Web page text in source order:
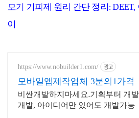
모기 기피제 원리 간단 정리: DEET,
이
https://www.nobuilder1.com/ 광고
모바일앱제작업체 3분의1가격
비싼개발하지마세요.기획부터 개
개발, 아이디어만 있어도 개발가능